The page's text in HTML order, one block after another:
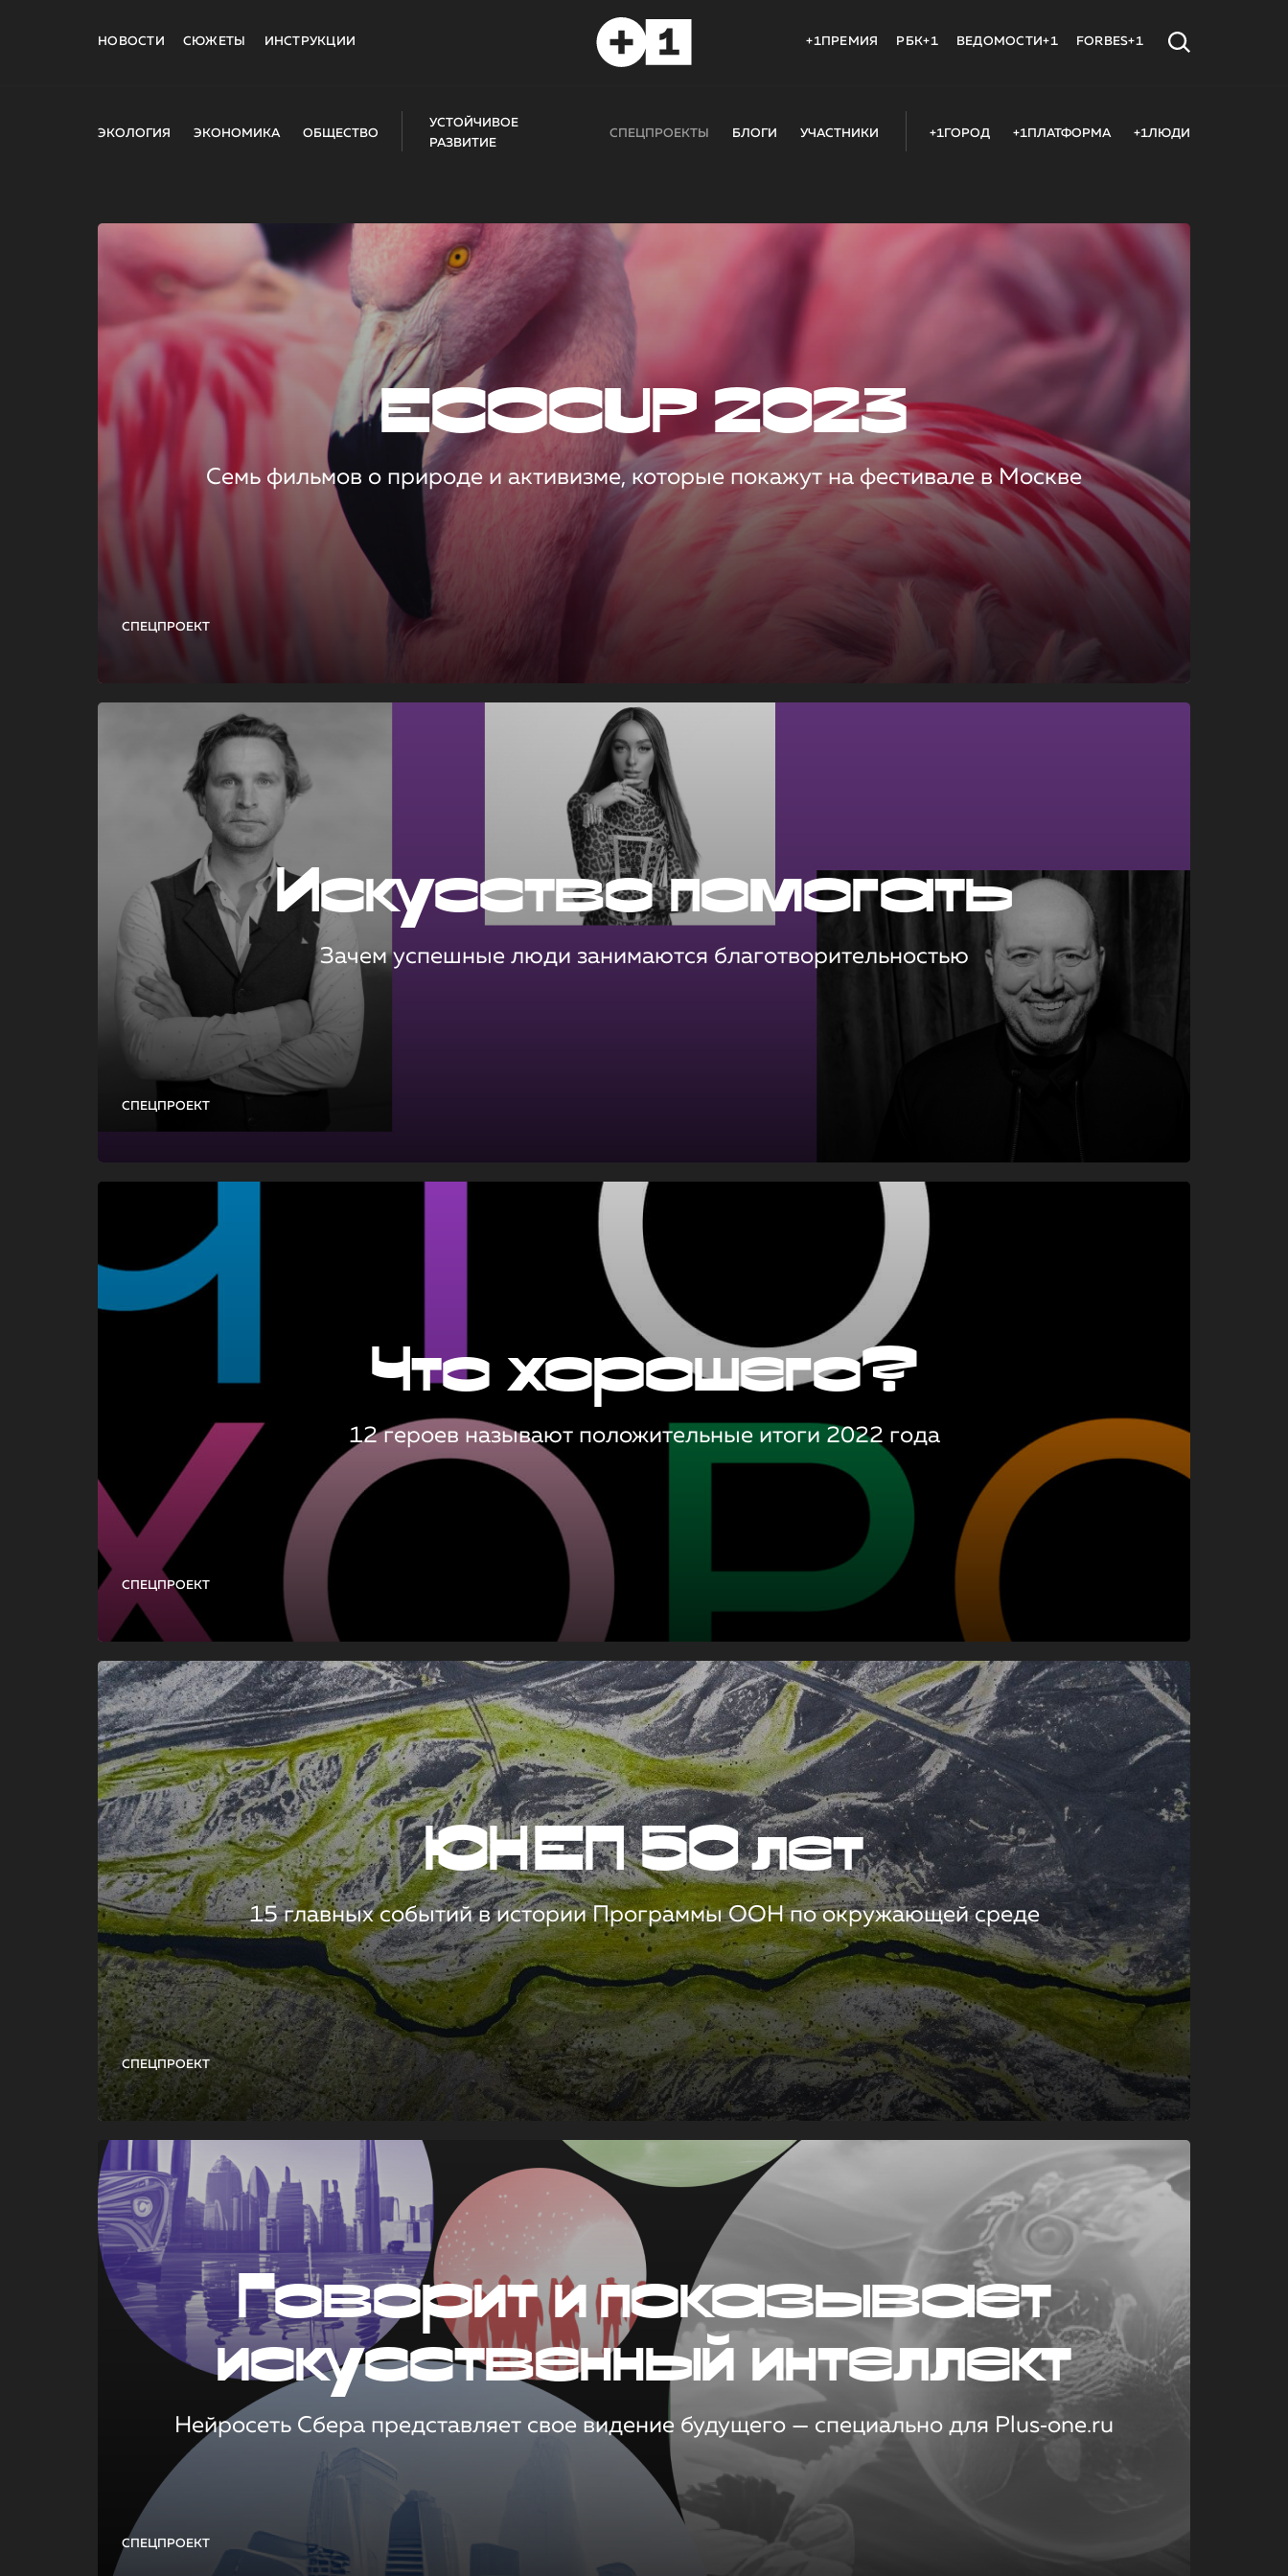
НОВОСТИ СЮЖЕТЫ ИНСТРУКЦИИ +1ПРЕМИЯ РБК+1 ВЕДОМОСТИ+1 FORBES+1
ЭКОЛОГИЯ ЭКОНОМИКА ОБЩЕСТВО
УСТОЙЧИВОЕ
РАЗВИТИЕ
СПЕЦПРОЕКТЫ БЛОГИ УЧАСТНИКИ +1ГОРОД +1ПЛАТФОРМА +1ЛЮДИ
СПЕЦПРОЕКТ
ECOCUP 2023
Семь фильмов о природе и активизме, которые покажут на фестивале в Москве
СПЕЦПРОЕКТ
Искусство помогать
Зачем успешные люди занимаются благотворительностью
СПЕЦПРОЕКТ
Что хорошего?
12 героев называют положительные итоги 2022 года
СПЕЦПРОЕКТ
ЮНЕП 50 лет
15 главных событий в истории Программы ООН по окружающей среде
СПЕЦПРОЕКТ
Говорит и показывает
искусственный интеллект
Нейросеть Сбера представляет свое видение будущего — специально для Plus‑one.ru